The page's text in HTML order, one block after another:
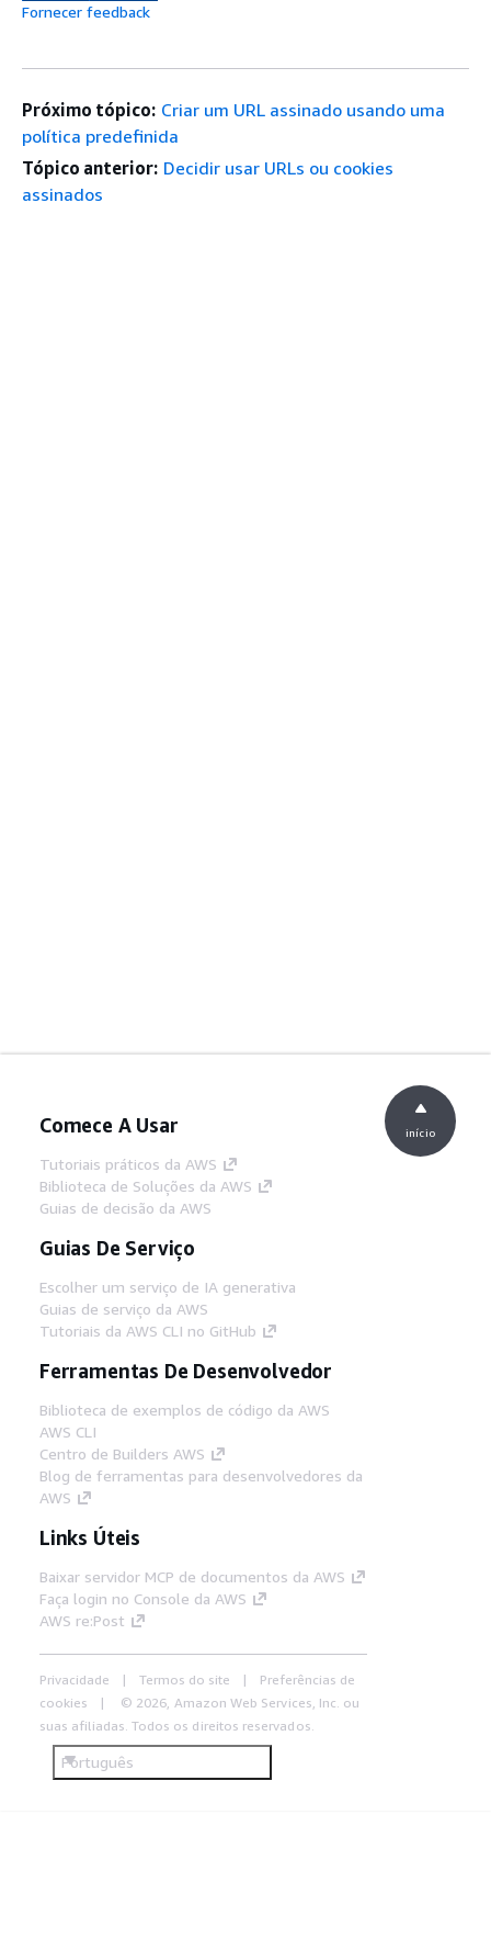
Fornecer feedback
Próximo tópico: Criar um URL assinado usando uma
política predefinida
Tópico anterior: Decidir usar URLs ou cookies
assinados
Comece A Usar
Tutoriais práticos da AWS
Biblioteca de Soluções da AWS
Guias de decisão da AWS
Guias De Serviço
Escolher um serviço de IA generativa
Guias de serviço da AWS
Tutoriais da AWS CLI no GitHub
Ferramentas De Desenvolvedor
Biblioteca de exemplos de código da AWS
AWS CLI
Centro de Builders AWS
Blog de ferramentas para desenvolvedores da
AWS
Links Úteis
Baixar servidor MCP de documentos da AWS
Faça login no Console da AWS
AWS re:Post
Privacidade Termos do site
Preferências de
cookies
© 2026, Amazon Web Services, Inc. ou
suas afiliadas. Todos os direitos reservados.
Português
início